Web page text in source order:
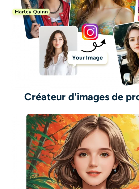
Créateur d'images de